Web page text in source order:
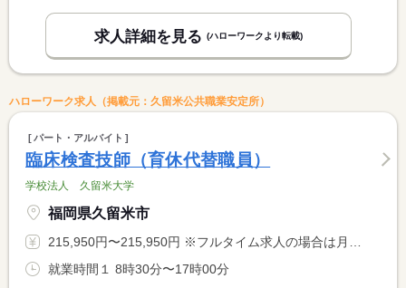
求人詳細を見る (ハローワークより転載)
ハローワーク求人（掲載元：久留米公共職業安定所）
パート・アルバイト
臨床検査技師（育休代替職員）
学校法人 久留米大学
福岡県久留米市
215,950円〜215,950円 ※フルタイム求人の場合は月額（換算額）、パート求人の場合は時間額を表示しています。
就業時間１ 8時30分〜17時00分